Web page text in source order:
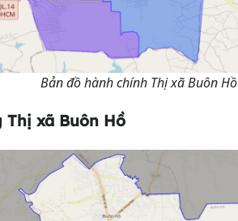
Bản đồ hành chính Thị xã Buôn Hồ
Thị xã Buôn Hồ